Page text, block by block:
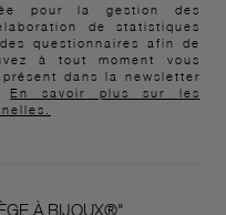
pour la gestion des
de statistiques
questionnaires afin de
à tout moment vous
dans la newsletter
En savoir plus sur les
À BIJOUX®"